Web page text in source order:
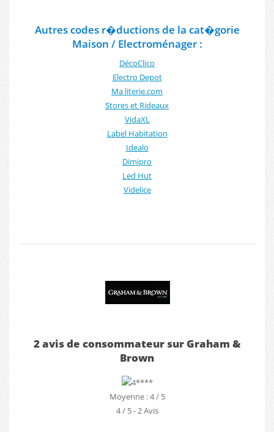
Autres codes r�ductions de la cat�gorie
Maison / Electroménager :
DécoClico
Electro Depot
Ma literie.com
Stores et Rideaux
VidaXL
Label Habitation
Idealo
Dimipro
Led Hut
Videlice
2 avis de consommateur sur Graham &
Brown
Moyenne : 4 / 5
4/ 5- 2Avis